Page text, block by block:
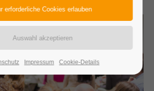
for our customers
- 5:00pm(GMT +1)
Impressum Cookie-Details